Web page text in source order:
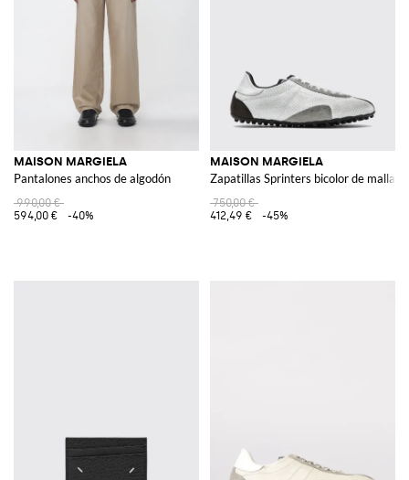
MAISON MARGIELA
Pantalones anchos de algodón
990,00 €
594,00 €
-40%
MAISON MARGIELA
Zapatillas Sprinters bicolor de malla y
750,00 €
412,49 €
-45%